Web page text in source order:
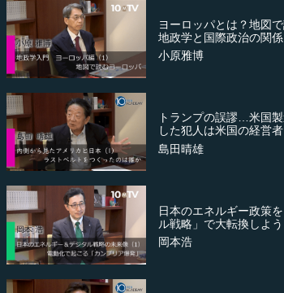
ヨーロッパとは？地図で
地政学と国際政治の関係
小原雅博
トランプの誤謬…米国
した犯人は米国の経営者
島田晴雄
日本のエネルギー政策
ル戦略」で大転換しよう
岡本浩